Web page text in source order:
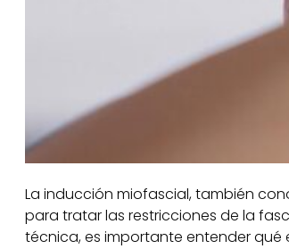
La inducción miofascial, también
para tratar las restricciones de la
técnica, es importante entender qué